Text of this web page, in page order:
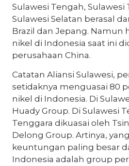
Sulawesi Tengah, Sulawesi
Sulawesi Selatan berasal
Brazil dan Jepang. Namun
nikel di Indonesia saat ini
perusahaan China.
Catatan Aliansi Sulawesi,
setidaknya menguasai 80
nikel di Indonesia. Di
Huady Group. Di Sulawesi
Tenggara dikuasai oleh
Delong Group. Artinya,
keuntungan paling besar
Indonesia adalah group